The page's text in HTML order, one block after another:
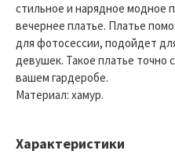
стильное и нарядное модное
вечернее платье. Платье
для фотосессии, подойдет
девушек. Такое платье
вашем гардеробе.
Материал: хамур.
Характеристики